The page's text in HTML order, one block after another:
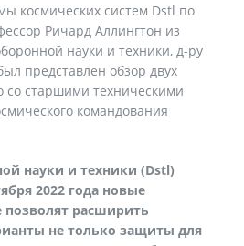
космических систем Dstl по
Ричард Аллингтон из
науки и техники, д-ру
представлен обзор двух
со старшими техническими
командования
науки и техники (Dstl)
2022 года новые
расширить
не только защиты для